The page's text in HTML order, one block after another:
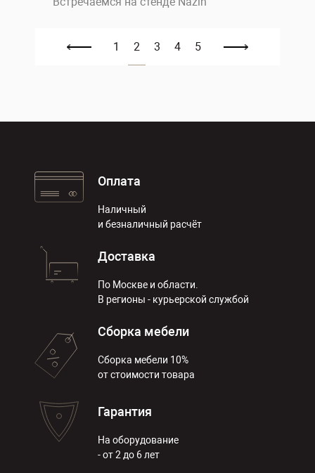
1 2 3 4 5
Оплата
Наличный
и безналичный расчёт
Доставка
По Москве и области.
В регионы - курьерской службой
Сборка мебели
Сборка мебели 10%
от стоимости товара
Гарантия
На оборудование
- от 2 до 6 лет